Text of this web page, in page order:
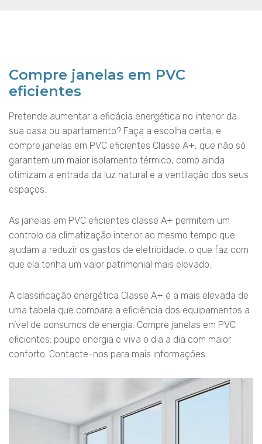
Compre janelas em PVC
eficientes
Pretende aumentar a eficácia energética no interior da
sua casa ou apartamento? Faça a escolha certa, e
compre janelas em PVC eficientes Classe A+, que não só
garantem um maior isolamento térmico, como ainda
otimizam a entrada da luz natural e a ventilação dos seus
espaços.
As janelas em PVC eficientes classe A+ permitem um
controlo da climatização interior ao mesmo tempo que
ajudam a reduzir os gastos de eletricidade, o que faz com
que ela tenha um valor patrimonial mais elevado.
A classificação energética Classe A+ é a mais elevada de
uma tabela que compara a eficiência dos equipamentos a
nível de consumos de energia. Compre janelas em PVC
eficientes: poupe energia e viva o dia a dia com maior
conforto. Contacte-nos para mais informações.